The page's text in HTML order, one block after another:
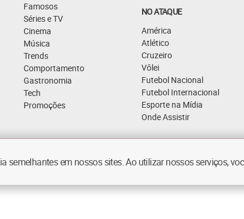
Famosos
Séries e TV
Cinema
Música
Trends
Comportamento
Gastronomia
Tech
Promoções
NO ATAQUE
América
Atlético
Cruzeiro
Vôlei
Futebol Nacional
Futebol Internacional
Esporte na Mídia
Onde Assistir
de Privacidade
semelhantes em nossos sites. Ao utilizar nossos serviços,